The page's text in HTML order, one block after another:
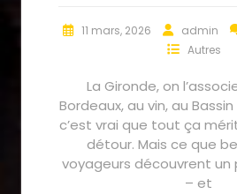
11 mars, 2026 admin
Autres
La Gironde, on
Bordeaux, au vin, au
c’est vrai que tout ça
détour. Mais ce que
voyageurs découvrent un
– et